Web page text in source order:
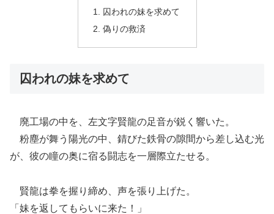
囚われの妹を求めて
偽りの救済
囚われの妹を求めて
廃工場の中を、左文字賢龍の足音が鋭く響いた。
粉塵が舞う陽光の中、錆びた鉄骨の隙間から差し込む光
が、彼の瞳の奥に宿る闘志を一層際立たせる。
賢龍は拳を握り締め、声を張り上げた。
「妹を返してもらいに来た！」